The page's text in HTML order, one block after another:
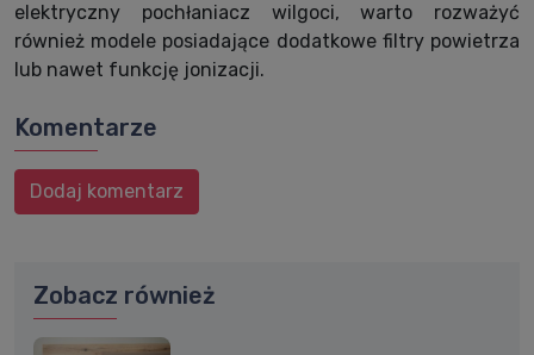
elektryczny pochłaniacz wilgoci, warto rozważyć
również modele posiadające dodatkowe filtry powietrza
lub nawet funkcję jonizacji.
Komentarze
Dodaj komentarz
Zobacz również